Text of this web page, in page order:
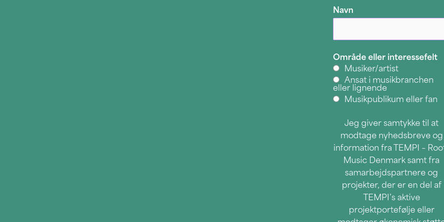
Navn
Område eller interessefelt
Musiker/artist
Ansat i musikbranchen
eller lignende
Musikpublikum eller fan
Jeg giver samtykke til at
modtage nyhedsbreve og
information fra TEMPI –
Music Denmark samt fra
samarbejdspartnere og
projekter, der er en del af
TEMPI’s aktive
projektportefølje eller